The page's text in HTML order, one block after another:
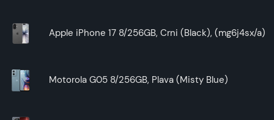
Apple iPhone 17 8/256GB, Crni (Black), (mg6j4sx/a)
Motorola G05 8/256GB, Plava (Misty Blue)